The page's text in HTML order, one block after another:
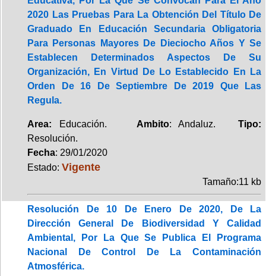
2020 Las Pruebas Para La Obtención Del Título De
Graduado En Educación Secundaria Obligatoria
Para Personas Mayores De Dieciocho Años Y Se
Establecen Determinados Aspectos De Su
Organización, En Virtud De Lo Establecido En La
Orden De 16 De Septiembre De 2019 Que Las
Regula.
Area: Educación. Ambito: Andaluz.Tipo:
Resolución.
Fecha: 29/01/2020
Estado: Vigente
Tamaño:11 kb
Resolución De 10 De Enero De 2020, De La
Dirección General De Biodiversidad Y Calidad
Ambiental, Por La Que Se Publica El Programa
Nacional De Control De La Contaminación
Atmosférica.